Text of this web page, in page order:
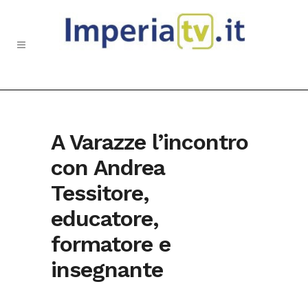
A Varazze l’incontro
con Andrea
Tessitore,
educatore,
formatore e
insegnante